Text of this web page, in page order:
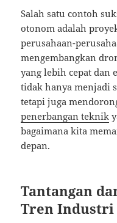
Salah satu contoh
otonom adalah
perusahaan-
mengembangkan
yang lebih cepat dan
tidak hanya menjadi
tetapi juga
penerbangan teknik
bagaimana kita
depan.
Tantangan
Tren Industri